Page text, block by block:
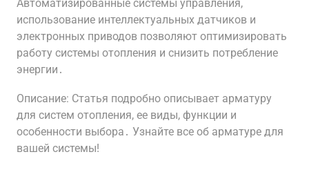
Автоматизированные системы управления,
использование интеллектуальных датчиков и
электронных приводов позволяют оптимизировать
работу системы отопления и снизить потребление
энергии․
Описание: Статья подробно описывает арматуру
для систем отопления, ее виды, функции и
особенности выбора․ Узнайте все об арматуре для
вашей системы!